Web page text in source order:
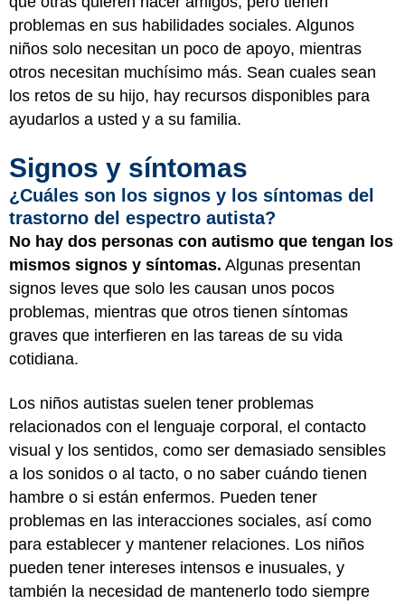
problemas en sus habilidades sociales. Algunos
niños solo necesitan un poco de apoyo, mientras
otros necesitan muchísimo más. Sean cuales sean
los retos de su hijo, hay recursos disponibles para
ayudarlos a usted y a su familia.
Signos y síntomas
¿Cuáles son los signos y los síntomas del
trastorno del espectro autista?
No hay dos personas con autismo que tengan los
mismos signos y síntomas. Algunas presentan
signos leves que solo les causan unos pocos
problemas, mientras que otros tienen síntomas
graves que interfieren en las tareas de su vida
cotidiana.
Los niños autistas suelen tener problemas
relacionados con el lenguaje corporal, el contacto
visual y los sentidos, como ser demasiado sensibles
a los sonidos o al tacto, o no saber cuándo tienen
hambre o si están enfermos. Pueden tener
problemas en las interacciones sociales, así como
para establecer y mantener relaciones. Los niños
pueden tener intereses intensos e inusuales, y
también la necesidad de mantenerlo todo siempre